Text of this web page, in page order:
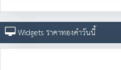
Widgets ราคาทองคำวันนี้